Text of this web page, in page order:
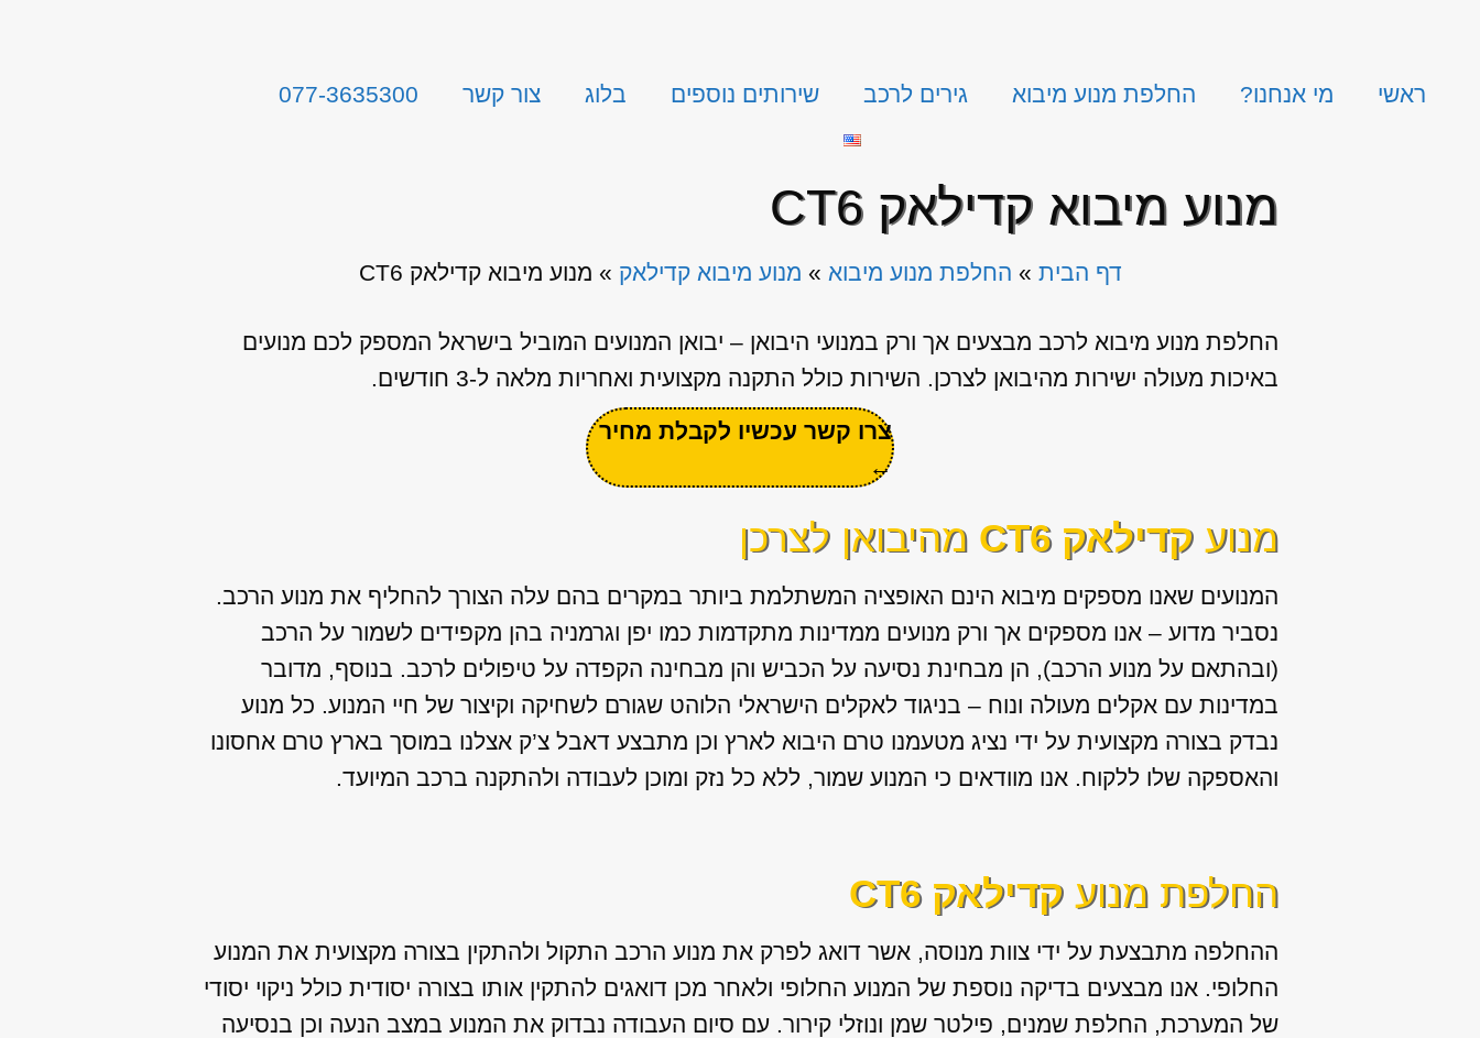
ראשי מי אנחנו? החלפת מנוע מיבוא גירים לרכב שירותים נוספים בלוג צור קשר 077-3635300
מנוע מיבוא קדילאק CT6
דף הבית » החלפת מנוע מיבוא » מנוע מיבוא קדילאק » מנוע מיבוא קדילאק CT6
החלפת מנוע מיבוא לרכב מבצעים אך ורק במנועי היבואן – יבואן המנועים המוביל בישראל המספק לכם מנועים
באיכות מעולה ישירות מהיבואן לצרכן. השירות כולל התקנה מקצועית ואחריות מלאה ל-3 חודשים.
צרו קשר עכשיו לקבלת מחיר
←
מנוע קדילאק CT6 מהיבואן לצרכן
המנועים שאנו מספקים מיבוא הינם האופציה המשתלמת ביותר במקרים בהם עלה הצורך להחליף את מנוע הרכב.
נסביר מדוע – אנו מספקים אך ורק מנועים ממדינות מתקדמות כמו יפן וגרמניה בהן מקפידים לשמור על הרכב
(ובהתאם על מנוע הרכב), הן מבחינת נסיעה על הכביש והן מבחינה הקפדה על טיפולים לרכב. בנוסף, מדובר
במדינות עם אקלים מעולה ונוח – בניגוד לאקלים הישראלי הלוהט שגורם לשחיקה וקיצור של חיי המנוע. כל מנוע
נבדק בצורה מקצועית על ידי נציג מטעמנו טרם היבוא לארץ וכן מתבצע דאבל צ’ק אצלנו במוסך בארץ טרם אחסונו
והאספקה שלו ללקוח. אנו מוודאים כי המנוע שמור, ללא כל נזק ומוכן לעבודה ולהתקנה ברכב המיועד.
החלפת מנוע קדילאק CT6
ההחלפה מתבצעת על ידי צוות מנוסה, אשר דואג לפרק את מנוע הרכב התקול ולהתקין בצורה מקצועית את המנוע
החלופי. אנו מבצעים בדיקה נוספת של המנוע החלופי ולאחר מכן דואגים להתקין אותו בצורה יסודית כולל ניקוי יסודי
של המערכת, החלפת שמנים, פילטר שמן ונוזלי קירור. עם סיום העבודה נבדוק את המנוע במצב הנעה וכן בנסיעה